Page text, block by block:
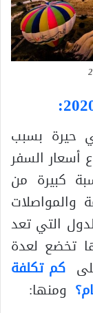
:
حيرة بسبب
أسعار السفر
كبيرة من
والمواصلات
التي تعد
تخضع لعدة
كم تكلفة
؟ ومنها: